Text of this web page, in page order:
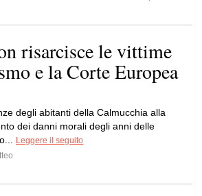
risarcisce le vittime
e la Corte Europea
degli abitanti della Calmucchia alla
dei danni morali degli anni delle
Leggere il seguito